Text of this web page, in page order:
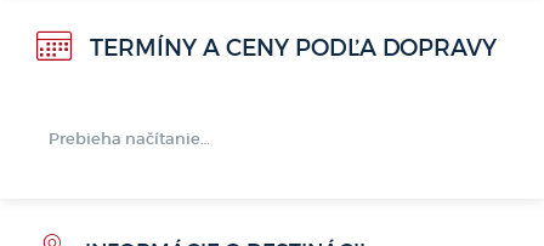
TERMÍNY A CENY PODĽA DOPRAVY
Prebieha načítanie…